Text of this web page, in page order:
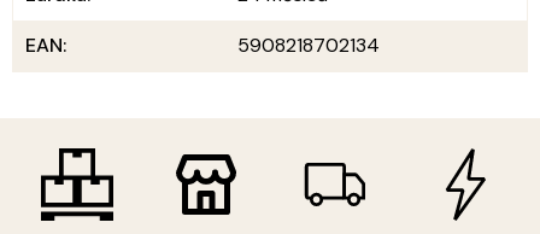
EAN: 5908218702134